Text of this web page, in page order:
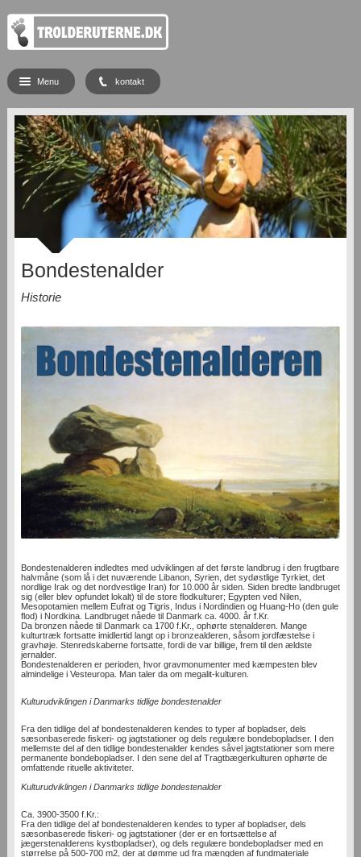
Bondestenalder
Historie
Bondestenalderen indledtes med udviklingen af det første landbrug i den frugtbare
halvmåne (som lå i det nuværende Libanon, Syrien, det sydøstlige Tyrkiet, det
nordlige Irak og det nordvestlige Iran) for 10.000 år siden. Siden bredte landbruget
sig (eller blev opfundet lokalt) til de store flodkulturer; Egypten ved Nilen,
Mesopotamien mellem Eufrat og Tigris, Indus i Nordindien og Huang-Ho (den gule
flod) i Nordkina. Landbruget nåede til Danmark ca. 4000. år f.Kr.
Da bronzen nåede til Danmark ca 1700 f.Kr., ophørte stenalderen. Mange
kulturtræk fortsatte imidlertid langt op i bronzealderen, såsom jordfæstelse i
gravhøje. Stenredskaberne fortsatte, fordi de var billige, frem til den ældste
jernalder.
Bondestenalderen er perioden, hvor gravmonumenter med kæmpesten blev
almindelige i Vesteuropa. Man taler da om megalit-kulturen.
Kulturudviklingen i Danmarks tidlige bondestenalder
Fra den tidlige del af bondestenalderen kendes to typer af bopladser, dels
sæsonbaserede fiskeri- og jagtstationer og dels regulære bondebopladser. I den
mellemste del af den tidlige bondestenalder kendes såvel jagtstationer som mere
permanente bondebopladser. I den sene del af Tragtbægerkulturen ophørte de
omfattende rituelle aktiviteter.
Kulturudviklingen i Danmarks tidlige bondestenalder
Ca. 3900-3500 f.Kr.:
Fra den tidlige del af bondestenalderen kendes to typer af bopladser, dels
sæsonbaserede fiskeri- og jagtstationer (der er en fortsættelse af
jægerstenalderens kystbopladser), og dels regulære bondebopladser med en
størrelse på 500-700 m2, der at dømme ud fra mængden af fundmateriale
Menu kontakt